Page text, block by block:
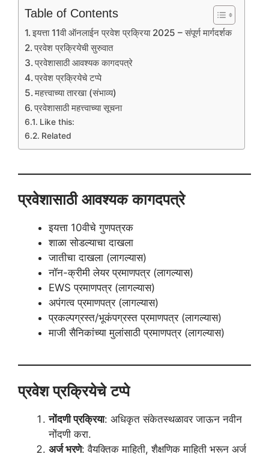
Table of Contents
इयत्ता 11वी ऑनलाईन प्रवेश प्रक्रिया 2025 – संपूर्ण मार्गदर्शक
प्रवेश प्रक्रियेची सुरुवात
प्रवेशासाठी आवश्यक कागदपत्रे
प्रवेश प्रक्रियेचे टप्पे
महत्त्वाच्या तारखा (संभाव्य)
प्रवेशासाठी महत्त्वाच्या सूचना
Like this:
Related
प्रवेशासाठी आवश्यक कागदपत्रे
इयत्ता 10वीचे गुणपत्रक
शाळा सोडल्याचा दाखला
जातीचा दाखला (लागल्यास)
नॉन-क्रीमी लेयर प्रमाणपत्र (लागल्यास)
EWS प्रमाणपत्र (लागल्यास)
अपंगत्व प्रमाणपत्र (लागल्यास)
प्रकल्पग्रस्त/भूकंपग्रस्त प्रमाणपत्र (लागल्यास)
माजी सैनिकांच्या मुलांसाठी प्रमाणपत्र (लागल्यास)
प्रवेश प्रक्रियेचे टप्पे
नोंदणी प्रक्रिया: अधिकृत संकेतस्थळावर जाऊन नवीन
नोंदणी करा.
अर्ज भरणे: वैयक्तिक माहिती, शैक्षणिक माहिती भरून अर्ज